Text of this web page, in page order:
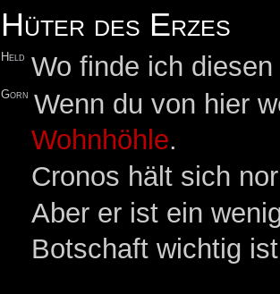
Hüter des Erzes
Held Wo finde ich diesen
Gorn Wenn du von hier
Wohnhöhle.
Cronos hält sich
Aber er ist ein
Botschaft wichtig